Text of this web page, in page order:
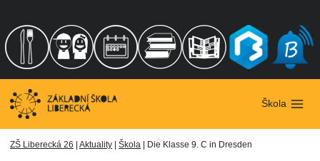
obsah
Škola
ZŠ Liberecká 26 | Aktuality | Škola | Die Klasse 9. C in Dresden